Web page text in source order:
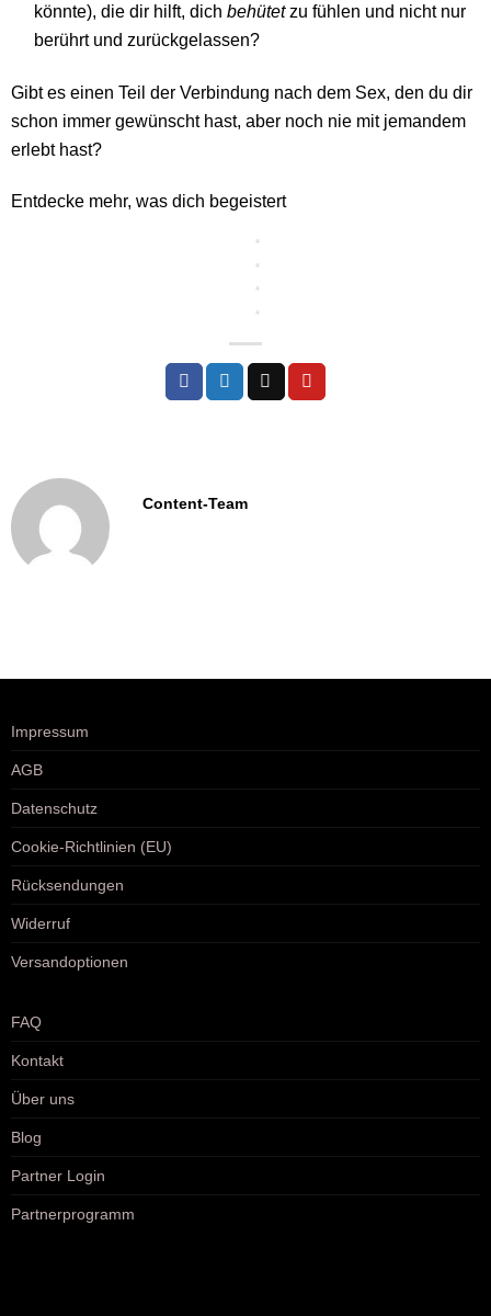
könnte), die dir hilft, dichbehütetzu fühlen und nicht nur
berührt und zurückgelassen?
Gibt es einen Teil der Verbindung nach dem Sex, den du dir
schon immer gewünscht hast, aber noch nie mit jemandem
erlebt hast?
Entdecke mehr, was dich begeistert
der
in
-
Content-Team
Impressum
AGB
Datenschutz
Cookie-Richtlinien (EU)
Rücksendungen
Widerruf
Versandoptionen
FAQ
Kontakt
Über uns
Blog
Partner Login
Partnerprogramm